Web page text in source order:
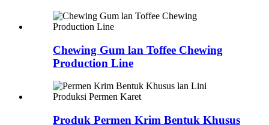
Chewing Gum lan Toffee Chewing
Production Line
Produk Permen Krim Bentuk Khusus